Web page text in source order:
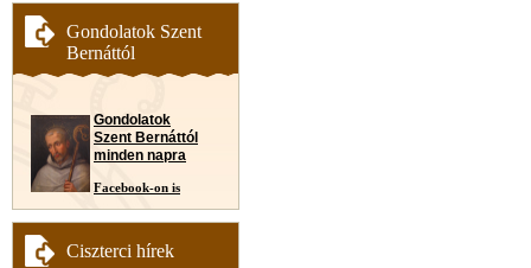
Gondolatok Szent
Bernáttól
Gondolatok
Szent Bernáttól
minden napra
Facebook-on is
Ciszterci hírek